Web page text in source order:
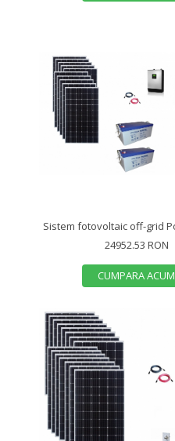
24952.53 RON
CUMPARA ACUM